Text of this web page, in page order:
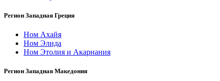
Регион Западная Греция
Ном Ахайя
Ном Элида
Ном Этолия и Акарнания
Регион Западная Македония